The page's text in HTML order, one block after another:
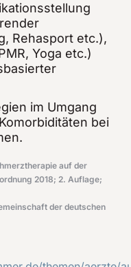
Rehasport etc.),
Yoga etc.)
im Umgang
bei
auf der
2018; 2. Auflage;
der deutschen